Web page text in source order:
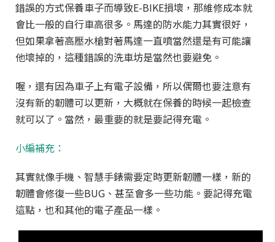
錯誤的方式保養車子而導致E-BIKE損壞，那維修成本就
會比一般的自行車高很多。馬達的防水能力其實很好，
但如果拿著高壓水槍對著馬達一直噴當然還是有可能讓
他壞掉的，這種錯誤的洗車坊是當然也要避免。
喔，還有因為車子上有電子設備，所以偶爾也要注意有
沒有新的韌體可以更新，大概就在保養的時候一起檢查
就可以了。當然，最重要的就是要記得充電。
小編補充：
其實就像手機、智慧手錶需要定時更新韌體一樣，新的
韌體會修復一些BUG、甚至會多一些功能。要記得充電
這點，也和其他的電子產品一樣。